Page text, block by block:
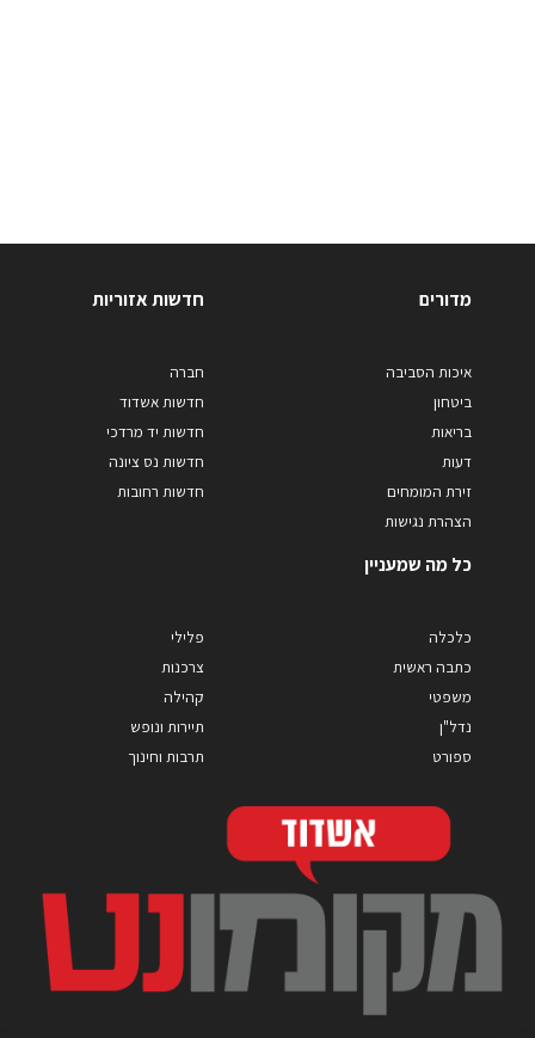
מדורים
איכות הסביבה
ביטחון
בריאות
דעות
זירת המומחים
הצהרת נגישות
חדשות אזוריות
חברה
חדשות אשדוד
חדשות יד מרדכי
חדשות נס ציונה
חדשות רחובות
כל מה שמעניין
כלכלה
כתבה ראשית
משפטי
נדל"ן
ספורט
פלילי
צרכנות
קהילה
תיירות ונופש
תרבות וחינוך